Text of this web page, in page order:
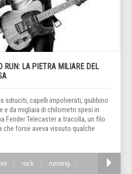
RUN: LA PIETRA MILIARE DEL
sdruciti, capelli impolverati, giubbino
e da migliaia di chilometri spesi in
Fender Telecaster a tracolla, un filo
che forse aveva vissuto qualche
rock
running